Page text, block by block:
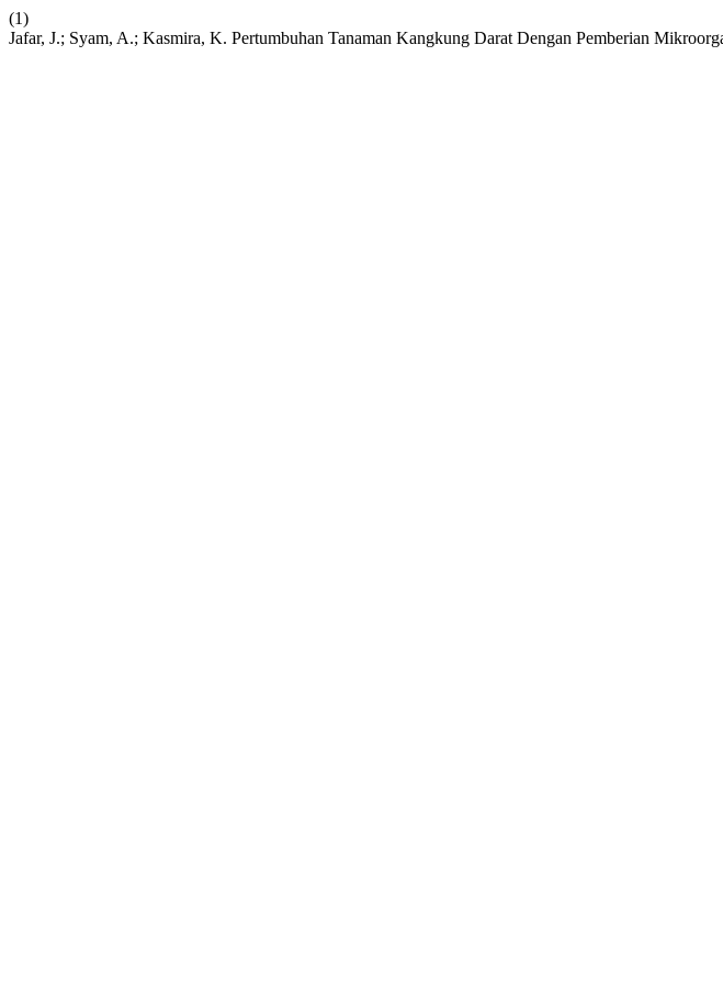
(1)
Jafar, J.; Syam, A.; Kasmira, K. Pertumbuhan Tanaman Kangkung Darat Dengan Pemberian